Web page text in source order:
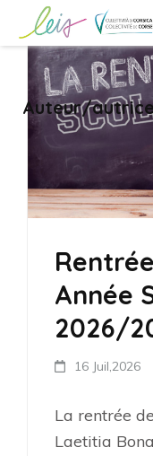
contenu
(Pressez
Entrée)
Collège
Auteur/
Année
2026/
16 Juil,2026
La rentrée
Laetitia